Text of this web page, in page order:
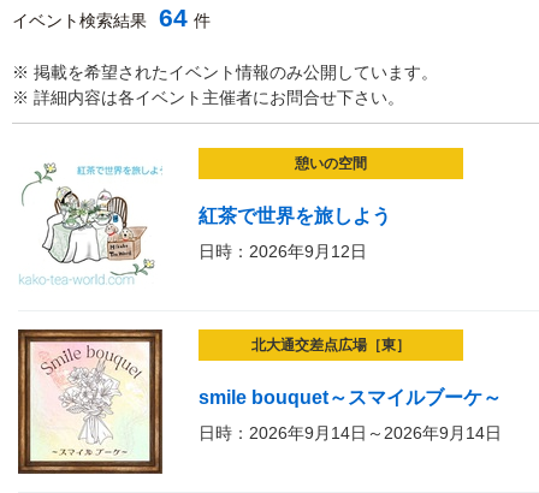
イベント検索結果 64 件
※ 掲載を希望されたイベント情報のみ公開しています。
※ 詳細内容は各イベント主催者にお問合せ下さい。
憩いの空間
紅茶で世界を旅しよう
日時：2026年9月12日
北大通交差点広場［東］
smile bouquet～スマイルブーケ～
日時：2026年9月14日～2026年9月14日